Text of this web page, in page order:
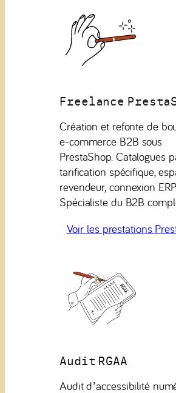
Freelance
Création et refonte de
e-commerce B2B sous
PrestaShop. Catalogues
tarification spécifique,
revendeur, connexion
Spécialiste du B2B
Voir les prestations
Audit RGAA
Audit d’accessibilité